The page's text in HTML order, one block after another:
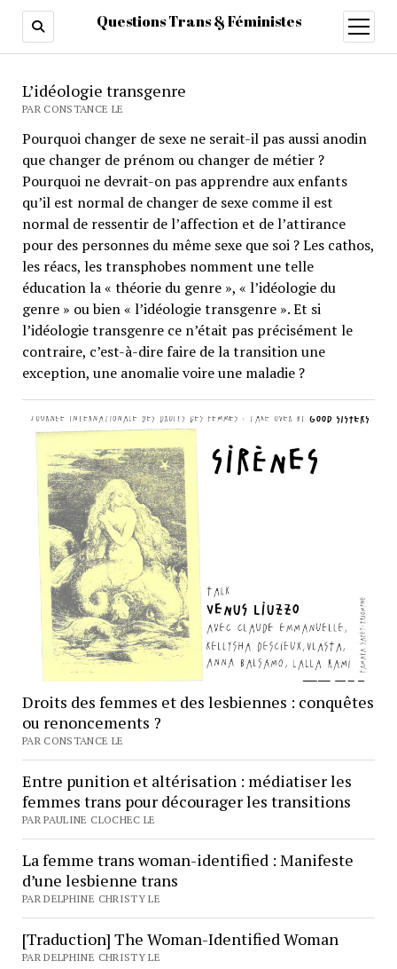
Questions Trans & Féministes
ouvrir
menu
Questions
Trans
Féministes
L’idéologie transgenre
PAR CONSTANCE LE
Pourquoi changer de sexe ne serait-il pas aussi anodin
que changer de prénom ou changer de métier ?
Pourquoi ne devrait-on pas apprendre aux enfants
qu’il est normal de changer de sexe comme il est
normal de ressentir de l’affection et de l’attirance
pour des personnes du même sexe que soi ? Les cathos,
les réacs, les transphobes nomment une telle
éducation la « théorie du genre », « l’idéologie du
genre » ou bien « l’idéologie transgenre ». Et si
l’idéologie transgenre ce n’était pas précisément le
contraire, c’est-à-dire faire de la transition une
exception, une anomalie voire une maladie ?
Droits des femmes et des lesbiennes : conquêtes
ou renoncements ?
PAR CONSTANCE LE
Entre punition et altérisation : médiatiser les
femmes trans pour décourager les transitions
PAR PAULINE CLOCHEC LE
La femme trans woman-identified : Manifeste
d’une lesbienne trans
PAR DELPHINE CHRISTY LE
[Traduction] The Woman-Identified Woman
PAR DELPHINE CHRISTY LE